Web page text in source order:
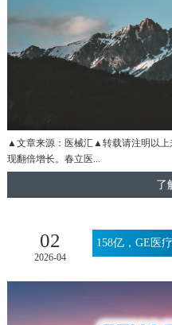
▲文章来源：医械汇▲转载请注明以上
现翻倍增长。春立医...
了
02
2026-04
158亿，GE医